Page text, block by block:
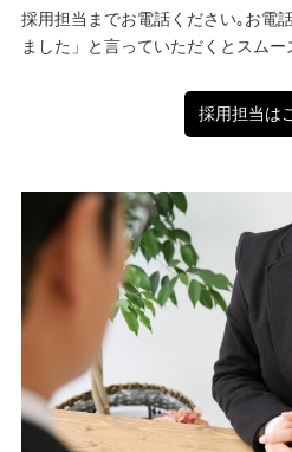
採用担当までお電話ください｡お電
ました」と言っていただくとスムー
採用担当は